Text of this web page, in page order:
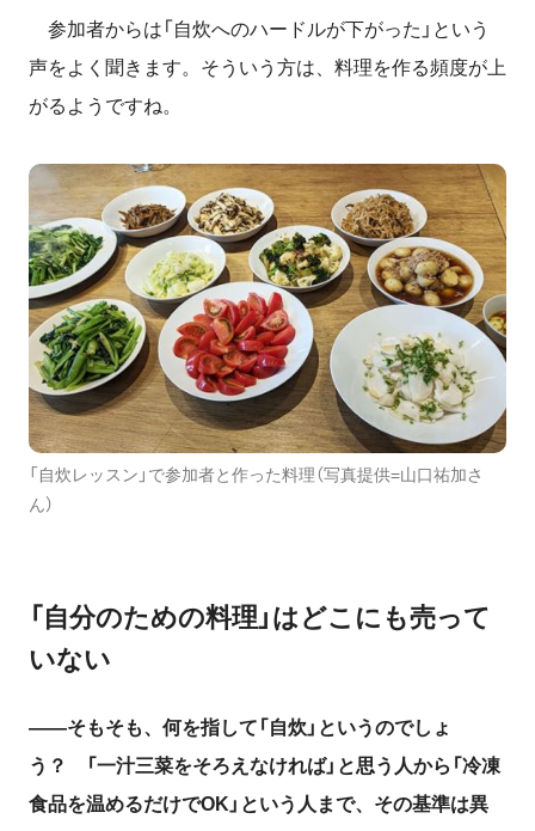
参加者からは「自炊へのハードルが下がった」という
声をよく聞きます。そういう方は、料理を作る頻度が上
がるようですね。
「自炊レッスン」で参加者と作った料理（写真提供=山口祐加さ
ん）
「 自分のための料理」はどこにも売って
いない
――そもそも、何を指して「自炊」というのでしょ
う？ 「一汁三菜をそろえなければ」と思う人から「冷凍
食品を温めるだけでOK 」という人まで、その基準は異